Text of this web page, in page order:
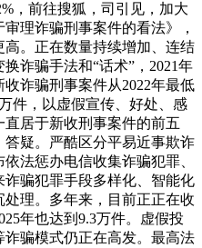
，前往搜狐，司引见，加大
理诈骗刑事案件的看法》，
。正在数量持续增加、连结
诈骗手法和“话术”，2021年
诈骗刑事案件从2022年最低
件，以虚假宣传、好处、感
居于新收刑事案件的前五
疑。严酷区分平易近事欺诈
法惩办电信收集诈骗犯罪、
骗犯罪手段多样化、智能化
理。多年来，目前正正在收
年也达到9.3万件。虚假投
骗模式仍正在高发。最高法